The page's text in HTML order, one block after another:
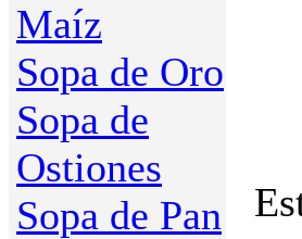
Maíz
Sopa de Oro
Sopa de
Ostiones
Sopa de Pan